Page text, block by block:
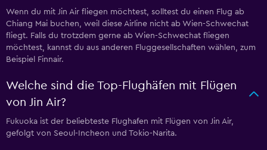
Wenn du mit Jin Air fliegen möchtest, solltest du einen Flug ab
Chiang Mai buchen, weil diese Airline nicht ab Wien-Schwechat
fliegt. Falls du trotzdem gerne ab Wien-Schwechat fliegen
möchtest, kannst du aus anderen Fluggesellschaften wählen, zum
Beispiel Finnair.
Welche sind die Top-Flughäfen mit Flügen
von Jin Air?
Fukuoka ist der beliebteste Flughafen mit Flügen von Jin Air,
gefolgt von Seoul-Incheon und Tokio-Narita.